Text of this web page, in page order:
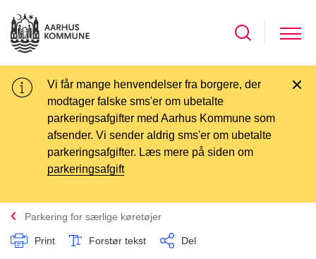
Vi får mange henvendelser fra borgere, der
modtager falske sms'er om ubetalte
parkeringsafgifter med Aarhus Kommune som
afsender. Vi sender aldrig sms'er om ubetalte
parkeringsafgifter. Læs mere på siden om
parkeringsafgift
Parkering for særlige køretøjer
Print Forstør tekst Del